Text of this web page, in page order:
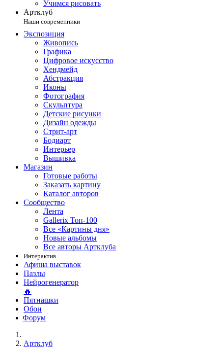
Учимся рисовать
Артклуб
Наши современники
Экспозиция
Живопись
Графика
Цифровое искусство
Хендмейд
Абстракция
Иконы
Фотография
Скульптура
Детские рисунки
Дизайн одежды
Стрит-арт
Бодиарт
Интерьер
Вышивка
Магазин
Готовые работы
Заказать картину
Каталог авторов
Сообщество
Лента
Gallerix Топ-100
Все «Картины дня»
Новые альбомы
Все авторы Артклуба
Интерактив
Афиша выставок
Пазлы
Нейрогенератор
🔥
Пятнашки
Обои
Форум
Артклуб